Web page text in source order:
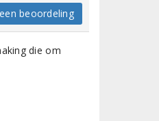
beoordeling
die om